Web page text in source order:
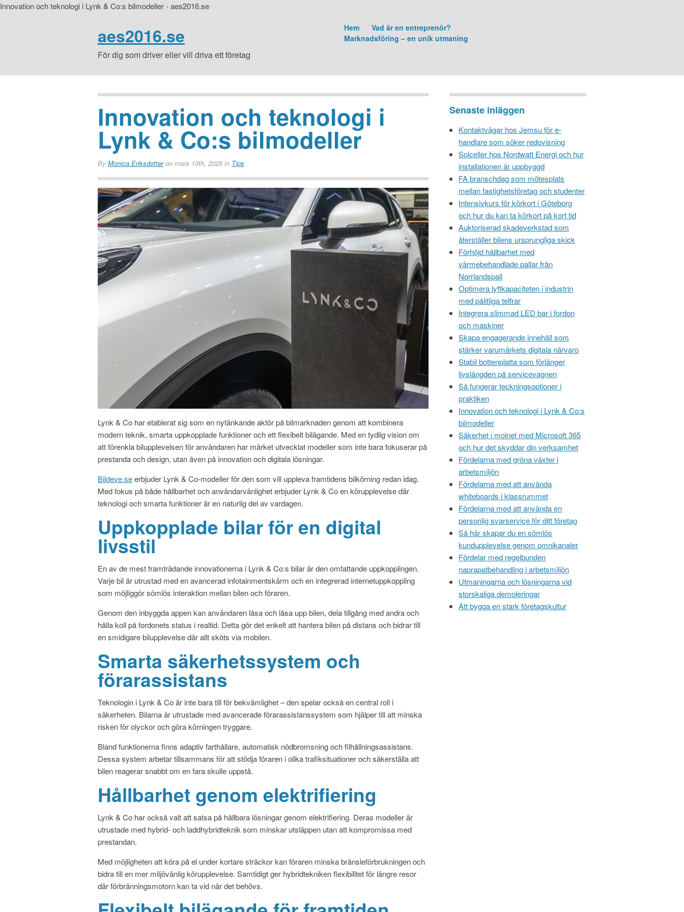
Innovation och teknologi i Lynk & Co:s bilmodeller - aes2016.se
aes2016.se
För dig som driver eller vill driva ett företag
Hem
Vad är en entreprenör?
Marknadsföring – en unik utmaning
Innovation och teknologi i
Lynk & Co:s bilmodeller
By Monica Eriksdotteron mars 10th, 2025in Tips
Lynk & Co har etablerat sig som en nytänkande aktör på bilmarknaden genom att kombinera
modern teknik, smarta uppkopplade funktioner och ett flexibelt bilägande. Med en tydlig vision om
att förenkla bilupplevelsen för användaren har märket utvecklat modeller som inte bara fokuserar på
prestanda och design, utan även på innovation och digitala lösningar.
Bildeve.seerbjuder Lynk & Co-modeller för den som vill uppleva framtidens bilkörning redan idag.
Med fokus på både hållbarhet och användarvänlighet erbjuder Lynk & Co en körupplevelse där
teknologi och smarta funktioner är en naturlig del av vardagen.
Uppkopplade bilar för en digital
livsstil
En av de mest framträdande innovationerna i Lynk & Co:s bilar är den omfattande uppkopplingen.
Varje bil är utrustad med en avancerad infotainmentskärm och en integrerad internetuppkoppling
som möjliggör sömlös interaktion mellan bilen och föraren.
Genom den inbyggda appen kan användaren låsa och låsa upp bilen, dela tillgång med andra och
hålla koll på fordonets status i realtid. Detta gör det enkelt att hantera bilen på distans och bidrar till
en smidigare bilupplevelse där allt sköts via mobilen.
Smarta säkerhetssystem och
förarassistans
Teknologin i Lynk & Co är inte bara till för bekvämlighet – den spelar också en central roll i
säkerheten. Bilarna är utrustade med avancerade förarassistanssystem som hjälper till att minska
risken för olyckor och göra körningen tryggare.
Bland funktionerna finns adaptiv farthållare, automatisk nödbromsning och filhållningsassistans.
Dessa system arbetar tillsammans för att stödja föraren i olika trafiksituationer och säkerställa att
bilen reagerar snabbt om en fara skulle uppstå.
Hållbarhet genom elektrifiering
Lynk & Co har också valt att satsa på hållbara lösningar genom elektrifiering. Deras modeller är
utrustade med hybrid- och laddhybridteknik som minskar utsläppen utan att kompromissa med
prestandan.
Med möjligheten att köra på el under kortare sträckor kan föraren minska bränsleförbrukningen och
bidra till en mer miljövänlig körupplevelse. Samtidigt ger hybridtekniken flexibilitet för längre resor
där förbränningsmotorn kan ta vid när det behövs.
Senaste inläggen
Kontaktvägar hos Jemsu för e-
handlare som söker redovisning
Solceller hos Nordwatt Energi och hur
installationen är uppbyggd
FA branschdag som mötesplats
mellan fastighetsföretag och studenter
Intensivkurs för körkort i Göteborg
och hur du kan ta körkort på kort tid
Auktoriserad skadeverkstad som
återställer bilens ursprungliga skick
Förhöjd hållbarhet med
värmebehandlade pallar från
Norrlandspall
Optimera lyftkapaciteten i industrin
med pålitliga telfrar
Integrera slimmad LED bar i fordon
och maskiner
Skapa engagerande innehåll som
stärker varumärkets digitala närvaro
Stabil bottenplatta som förlänger
livslängden på servicevagnen
Så fungerar teckningsoptioner i
praktiken
Innovation och teknologi i Lynk & Co:s
bilmodeller
Säkerhet i molnet med Microsoft 365
och hur det skyddar din verksamhet
Fördelarna med gröna växter i
arbetsmiljön
Fördelarna med att använda
whiteboards i klassrummet
Fördelarna med att använda en
personlig svarservice för ditt företag
Så här skapar du en sömlös
kundupplevelse genom omnikanaler
Fördelar med regelbunden
naprapatbehandling i arbetsmiljön
Utmaningarna och lösningarna vid
storskaliga demoleringar
Att bygga en stark företagskultur